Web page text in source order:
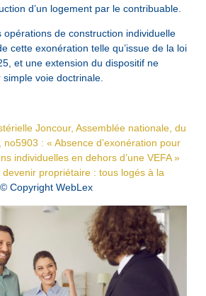
d’un logement par le contribuable.
opérations de construction individuelle
cette exonération telle qu’issue de la loi
et une extension du dispositif ne
voie doctrinale.
Joncour, Assemblée nationale, du
: « Absence d’exonération pour
individuelles en dehors d’une VEFA »
propriétaire : tous logés à la
Copyright WebLex